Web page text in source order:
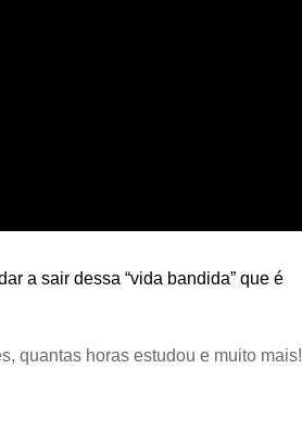
a sair dessa “vida bandida” que é
quantas horas estudou e muito mais!